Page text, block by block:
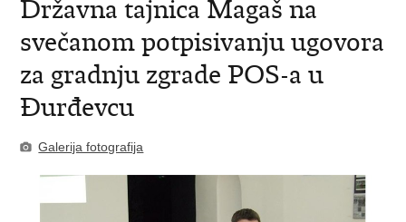
Državna tajnica Magaš na
svečanom potpisivanju ugovora
za gradnju zgrade POS-a u
Đurđevcu
Galerija fotografija